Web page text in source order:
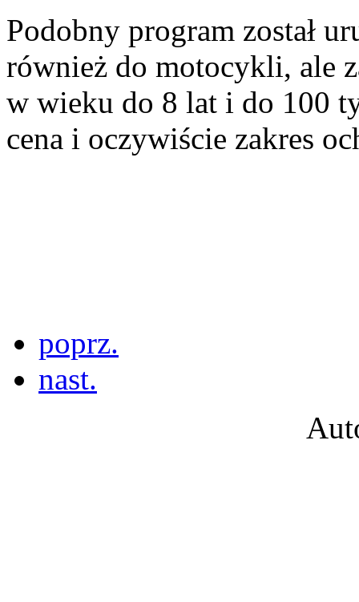
Podobny program został
również do motocykli, ale
w wieku do 8 lat i do 100
cena i oczywiście zakres
poprz.
nast.